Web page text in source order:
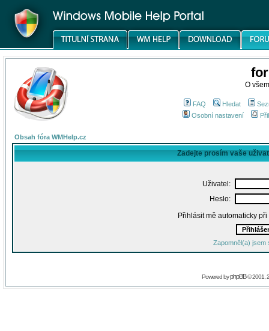
O
FAQ Hledat
Osobní nastavení
Obsah fóra WMHelp.cz
Zadejte prosím vaše
Uživatel:
Heslo:
Přihlásit mě automaticky
Zapomněl(a) jsem
Powered byphpBB© 2001,